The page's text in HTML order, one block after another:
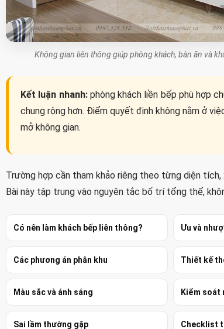
Không gian liên thông giúp phòng khách, bàn ăn và
Kết luận nhanh:phòng khách liền bếp phù hợp
chung rộng hơn. Điểm quyết định không nằm ở
mở không gian.
Trường hợp cần tham khảo riêng theo từng diện tích,
Bài này tập trung vào nguyên tắc bố trí tổng thể,
Có nên làm khách bếp liên thông? Ưu và
Các phương án phân khu Thiết kế
Màu sắc và ánh sáng Kiểm soát
Sai lầm thường gặp Checklist